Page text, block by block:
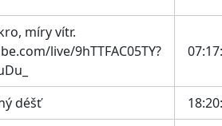
míry vítr.
live/9hTTFAC05TY?
déšť